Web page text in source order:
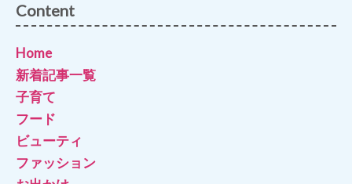
Content
Home
新着記事一覧
子育て
フード
ビューティ
ファッション